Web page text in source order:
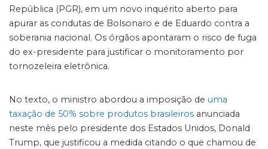
República (PGR), em um novo inquérito aberto para
apurar as condutas de Bolsonaro e de Eduardo contra a
soberania nacional. Os órgãos apontaram o risco de fuga
do ex-presidente para justificar o monitoramento por
tornozeleira eletrônica.
No texto, o ministro abordou a imposição de uma
taxação de 50% sobre produtos brasileiros anunciada
neste mês pelo presidente dos Estados Unidos, Donald
Trump, que justificou a medida citando o que chamou de